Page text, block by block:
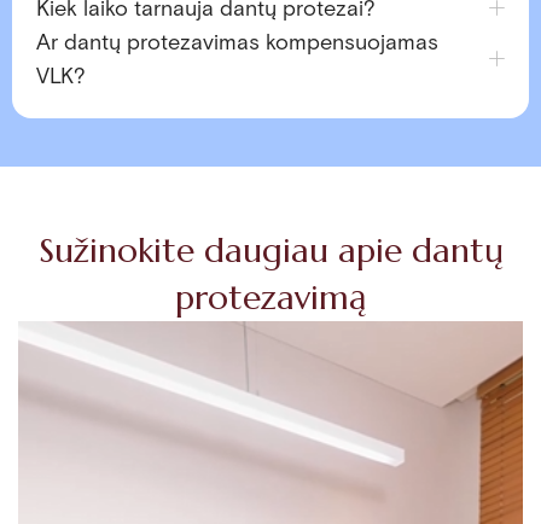
Kiek laiko tarnauja dantų protezai?
Ar dantų protezavimas kompensuojamas
VLK?
Sužinokite daugiau apie dantų
protezavimą